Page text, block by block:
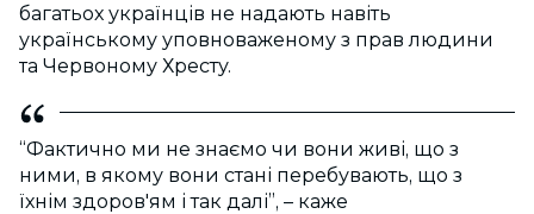
багатьох українців не надають навіть
українському уповноваженому з прав людини
та Червоному Хресту.
“Фактично ми не знаємо чи вони живі, що з
ними, в якому вони стані перебувають, що з
їхнім здоров'ям і так далі”, – каже